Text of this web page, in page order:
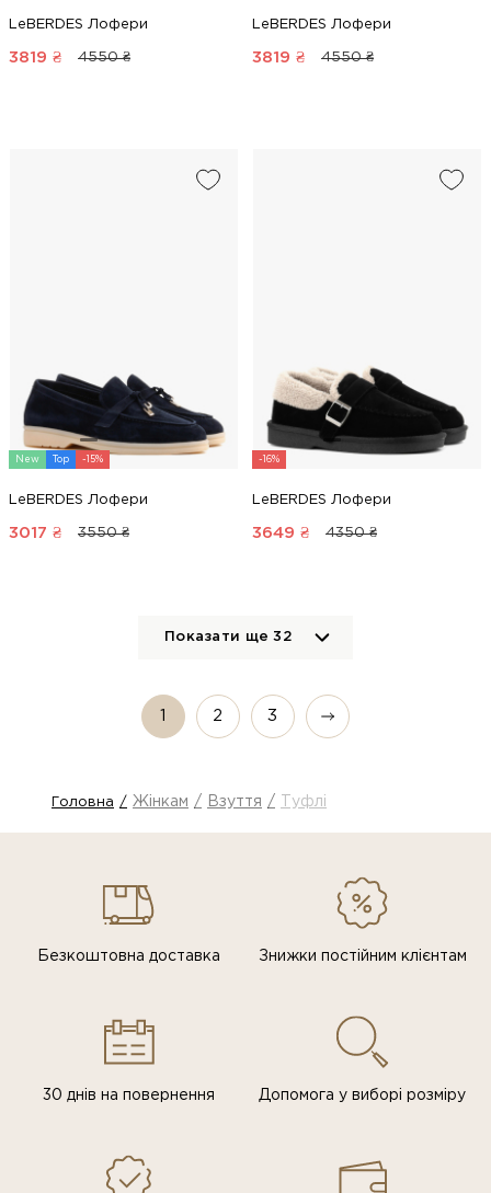
LeBERDES Лофери
3819 ₴ 4550 ₴
LeBERDES Лофери
3819 ₴ 4550 ₴
New Top -15%
LeBERDES Лофери
3017 ₴ 3550 ₴
-16%
LeBERDES Лофери
3649 ₴ 4350 ₴
Показати ще32
1 2 3
Головна Жінкам Взуття Туфлі
Безкоштовна доставка Знижки постiйним клiєнтам
30 днів на повернення Допомога у виборі розміру